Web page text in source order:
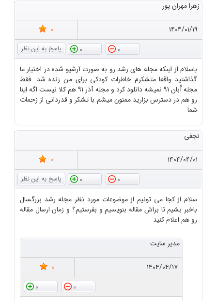
زهرا مهران پور
۱۴۰۴/۰۱/۱۹
0
0
0
باسلام از اینکه مجله های رشد رو به صورت آرشیو شده در اختیار ما
گذاشتید واقعا متشکرم خاطرات کودکی برای من زنده شد. فقط
مجله آّبان 91 نمیشه دانلود کرد و مجله آذر 91 هم کلا نیست اگه اینا
رو هم در دسترس بزارید ممنون میشم با تشکر و قدردانی از زحمات
شما
نجفی
۱۴۰۴/۰۴/۰۱
0
0
0
سلام از کجا می تونیم از موضوعات مورد نظر مجله رشد بزرگسال
باخبر بشیم تا براش مقاله بنویسیم و بفرستیم؟ و زمان ارسال مقاله
رو هم اعلام کنید
مدیر سایت
۱۴۰۴/۰۴/۱۷
0
0
0